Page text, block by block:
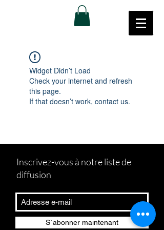
Widget Didn’t Load
Check your internet and refresh
this page.
If that doesn’t work, contact us.
Inscrivez-vous à notre liste de
diffusion
S`abonner maintenant